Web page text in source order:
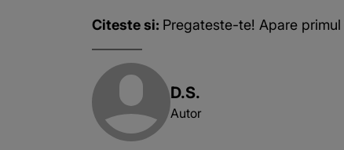
Citeste si: Pregateste-te! Apare
D.S.
Autor